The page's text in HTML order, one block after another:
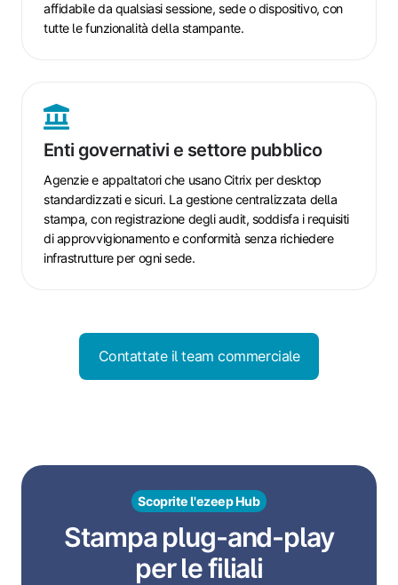
affidabile da qualsiasi sessione, sede o dispositivo, con
tutte le funzionalità della stampante.
Enti governativi e settore pubblico
Agenzie e appaltatori che usano Citrix per desktop
standardizzati e sicuri. La gestione centralizzata della
stampa, con registrazione degli audit, soddisfa i requisiti
di approvvigionamento e conformità senza richiedere
infrastrutture per ogni sede.
Enti
governativi
e
settore
pubblico
Contattate il team commerciale
Scoprite l'ezeep Hub
Stampa plug-and-play
per le filiali